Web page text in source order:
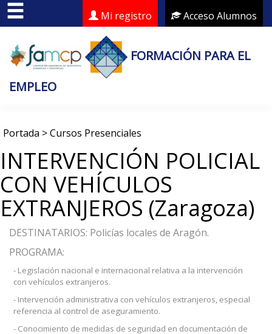
Acceso Alumnos
Mi registro
FORMACIÓN PARA EL
EMPLEO
Portada >Cursos Presenciales
INTERVENCIÓN POLICIAL
CON VEHÍCULOS
EXTRANJEROS (Zaragoza)
DESTINATARIOS: Policías locales de Aragón.
PROGRAMA:
- Legislación nacional e internacional relativa a la intervención
con vehículos extranjeros.
- Intervención administrativa con vehículos extranjeros, especial
referencia al control de aseguramiento.
- Conocimiento de medidas de seguridad en documentación de